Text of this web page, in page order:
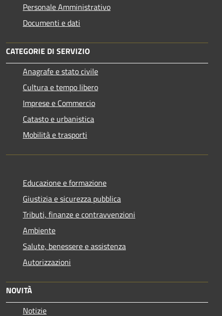
Personale Amministrativo
Documenti e dati
CATEGORIE DI SERVIZIO
Anagrafe e stato civile
Cultura e tempo libero
Imprese e Commercio
Catasto e urbanistica
Mobilità e trasporti
Educazione e formazione
Giustizia e sicurezza pubblica
Tributi, finanze e contravvenzioni
Ambiente
Salute, benessere e assistenza
Autorizzazioni
NOVITÀ
Notizie